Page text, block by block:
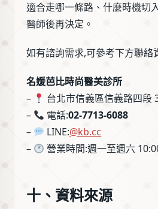
適合走哪一條路、什麼時機切
醫師後再決定。
如有諮詢需求,可參考下方聯絡
名媛芭比時尚醫美診所
–
台北市信義區信義路四段
–
電話:02-7713-6088
–
LINE:@kb.cc
–
營業時間:週一至週六
十、資料來源